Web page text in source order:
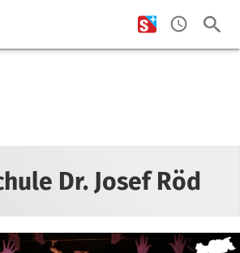
Dr. Josef Röd